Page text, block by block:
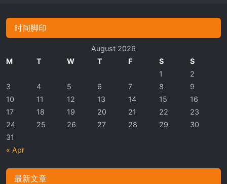
时间脚印
August 2026
M
T W T F S S
« Apr
1
2
3
4 5 6 7 8
9
10
11 12 13 14 15
16
17
18 19 20 21 22
23
24
25 26 27 28 29
30
31
最新文章